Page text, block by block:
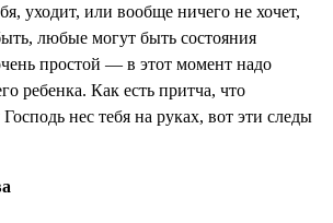
уходит, или вообще ничего не хочет,
любые могут быть состояния
простой — в этот момент надо
ребенка. Как есть притча, что
нес тебя на руках, вот эти следы